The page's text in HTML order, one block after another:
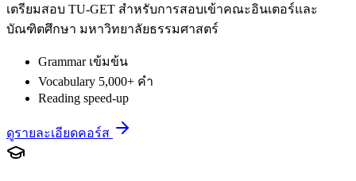
เตรียมสอบ TU-GET สำหรับการสอบเข้าคณะอินเตอร์และ
บัณฑิตศึกษา มหาวิทยาลัยธรรมศาสตร์
Grammar เข้มข้น
Vocabulary 5,000+ คำ
Reading speed-up
ดูรายละเอียดคอร์ส